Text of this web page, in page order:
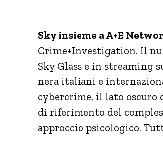
Sky insieme a A+E
Crime+Investigation. Il
Sky Glass e in streaming
nera italiani e
cybercrime, il lato oscuro
di riferimento del
approccio psicologico.